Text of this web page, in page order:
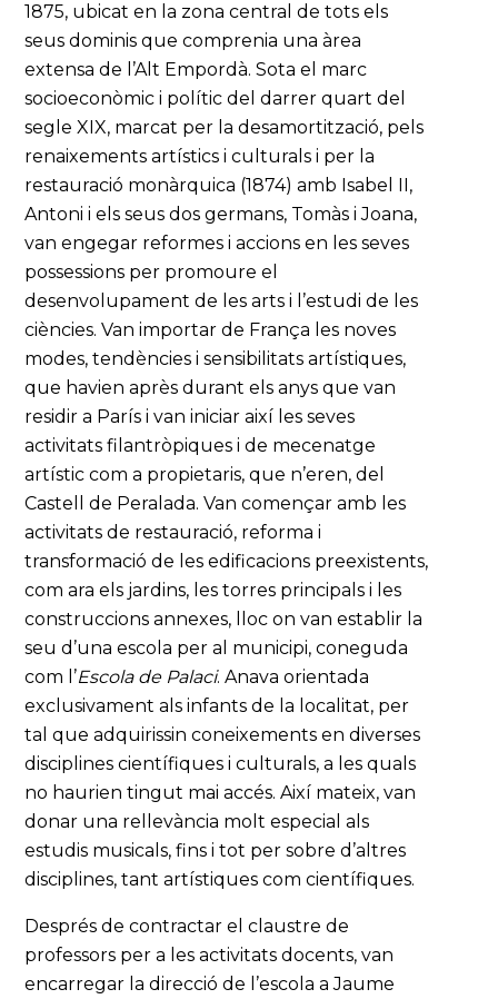
1875, ubicat en la zona central de tots els
seus dominis que comprenia una àrea
extensa de l’Alt Empordà. Sota el marc
socioeconòmic i polític del darrer quart del
segle XIX, marcat per la desamortització, pels
renaixements artístics i culturals i per la
restauració monàrquica (1874) amb Isabel II,
Antoni i els seus dos germans, Tomàs i Joana,
van engegar reformes i accions en les seves
possessions per promoure el
desenvolupament de les arts i l’estudi de les
ciències. Van importar de França les noves
modes, tendències i sensibilitats artístiques,
que havien après durant els anys que van
residir a París i van iniciar així les seves
activitats filantròpiques i de mecenatge
artístic com a propietaris, que n’eren, del
Castell de Peralada. Van començar amb les
activitats de restauració, reforma i
transformació de les edificacions preexistents,
com ara els jardins, les torres principals i les
construccions annexes, lloc on van establir la
seu d’una escola per al municipi, coneguda
com l’Escola de Palaci. Anava orientada
exclusivament als infants de la localitat, per
tal que adquirissin coneixements en diverses
disciplines científiques i culturals, a les quals
no haurien tingut mai accés. Així mateix, van
donar una rellevància molt especial als
estudis musicals, fins i tot per sobre d’altres
disciplines, tant artístiques com científiques.
Després de contractar el claustre de
professors per a les activitats docents, van
encarregar la direcció de l’escola a Jaume